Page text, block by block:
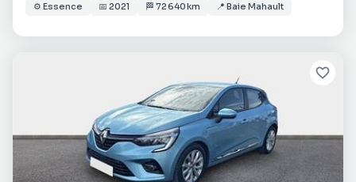
⚙️ Essence 📅 2021 🏁 72 640 km 📍 Baie Mahault